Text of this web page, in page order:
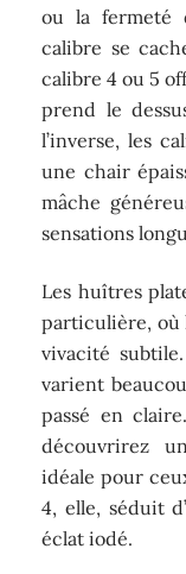
ou la fermeté
calibre se
calibre 4 ou 5
prend le
l’inverse, les
une chair
mâche
sensations
Les huîtres
particulière, où
vivacité
varient
passé en
découvrirez
idéale pour
4, elle, séduit
éclat iodé.